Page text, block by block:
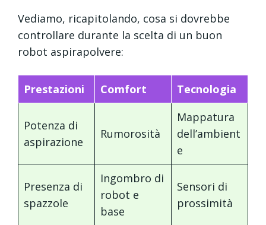
Vediamo, ricapitolando, cosa si dovrebbe
controllare durante la scelta di un buon
robot aspirapolvere:
Prestazioni Comfort Tecnologia
Potenza di
aspirazione
Rumorosità
Mappatura
dell’ambient
e
Presenza di
spazzole
Ingombro di
robot e
base
Sensori di
prossimità